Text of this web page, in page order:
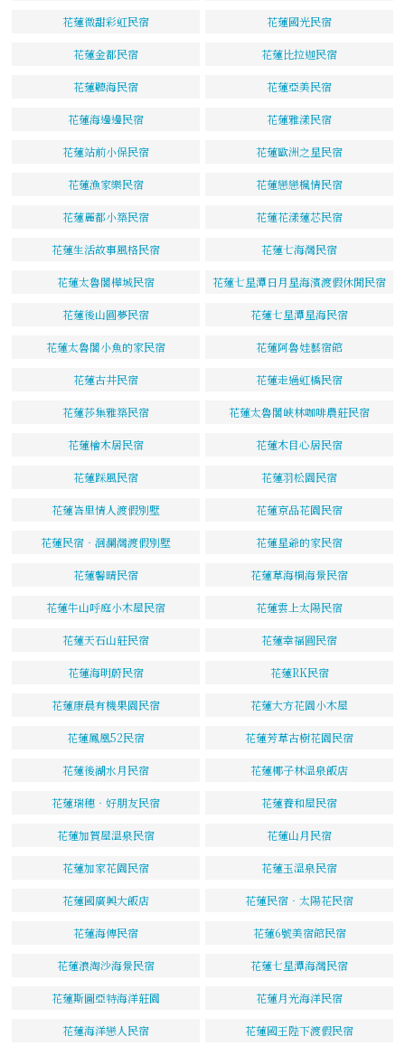
花蓮微甜彩虹民宿 花蓮國光民宿
花蓮金都民宿 花蓮比拉迦民宿
花蓮聽海民宿 花蓮亞美民宿
花蓮海邊邊民宿 花蓮雅漾民宿
花蓮站前小保民宿 花蓮歐洲之星民宿
花蓮漁家樂民宿 花蓮戀戀楓情民宿
花蓮麗都小築民宿 花蓮花漾蓮芯民宿
花蓮生活故事風格民宿 花蓮七海灣民宿
花蓮太魯閣樺城民宿 花蓮七星潭日月星海濱渡假休閒民宿
花蓮後山圓夢民宿 花蓮七星潭星海民宿
花蓮太魯閣小魚的家民宿 花蓮阿魯娃藝宿館
花蓮古井民宿 花蓮走過虹橋民宿
花蓮莎集雅築民宿 花蓮太魯閣峽林咖啡農莊民宿
花蓮檜木居民宿 花蓮木目心居民宿
花蓮踩風民宿 花蓮羽松園民宿
花蓮峇里情人渡假別墅 花蓮京品花園民宿
花蓮民宿‧洄瀾灣渡假別墅 花蓮星爺的家民宿
花蓮馨晴民宿 花蓮草海桐海景民宿
花蓮牛山呼庭小木屋民宿 花蓮雲上太陽民宿
花蓮天石山莊民宿 花蓮幸福圓民宿
花蓮海明蔚民宿 花蓮RK民宿
花蓮康晨有機果園民宿 花蓮大方花園小木屋
花蓮鳳凰52民宿 花蓮芳草古樹花園民宿
花蓮後湖水月民宿 花蓮椰子林溫泉飯店
花蓮瑞穗‧好朋友民宿 花蓮養和屋民宿
花蓮加賀屋溫泉民宿 花蓮山月民宿
花蓮加家花園民宿 花蓮玉溫泉民宿
花蓮國廣興大飯店 花蓮民宿‧太陽花民宿
花蓮海傳民宿 花蓮6號美宿館民宿
花蓮浪淘沙海景民宿 花蓮七星潭海灣民宿
花蓮斯圖亞特海洋莊園 花蓮月光海洋民宿
花蓮海洋戀人民宿 花蓮國王陛下渡假民宿